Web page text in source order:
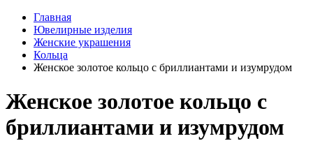
Главная
Ювелирные изделия
Женские украшения
Кольца
Женское золотое кольцо с бриллиантами и изумрудом
Женское золотое кольцо с
бриллиантами и изумрудом